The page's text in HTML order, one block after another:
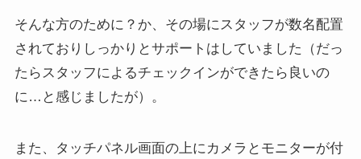
そんな方のために？か、その場にスタッフが数名配置
されておりしっかりとサポートはしていました（だっ
たらスタッフによるチェックインができたら良いの
に…と感じましたが）。
また、タッチパネル画面の上にカメラとモニターが付